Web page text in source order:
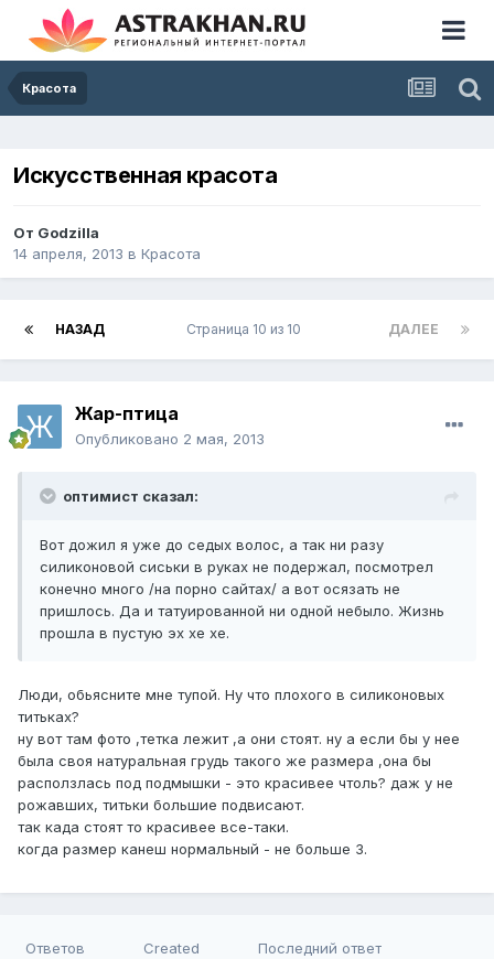
Красота
Искусственная красота
От Godzilla
14 апреля, 2013 в Красота
НАЗАД ДАЛЕЕ
Страница 10 из 10
Жар-птица
Опубликовано 2 мая, 2013
оптимист сказал:
Вот дожил я уже до седых волос, а так ни разу
силиконовой сиськи в руках не подержал, посмотрел
конечно много /на порно сайтах/ а вот осязать не
пришлось. Да и татуированной ни одной небыло. Жизнь
прошла в пустую эх хе хе.
Люди, обьясните мне тупой. Ну что плохого в силиконовых
титьках?
ну вот там фото ,тетка лежит ,а они стоят. ну а если бы у нее
была своя натуральная грудь такого же размера ,она бы
расползлась под подмышки - это красивее чтоль? даж у не
рожавших, титьки большие подвисают.
так када стоят то красивее все-таки.
когда размер канеш нормальный - не больше 3.
Ответов Created Последний ответ